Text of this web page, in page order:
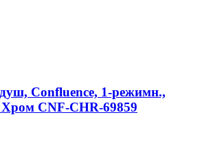
Confluence, 1-режимн.,
CNF-CHR-69859